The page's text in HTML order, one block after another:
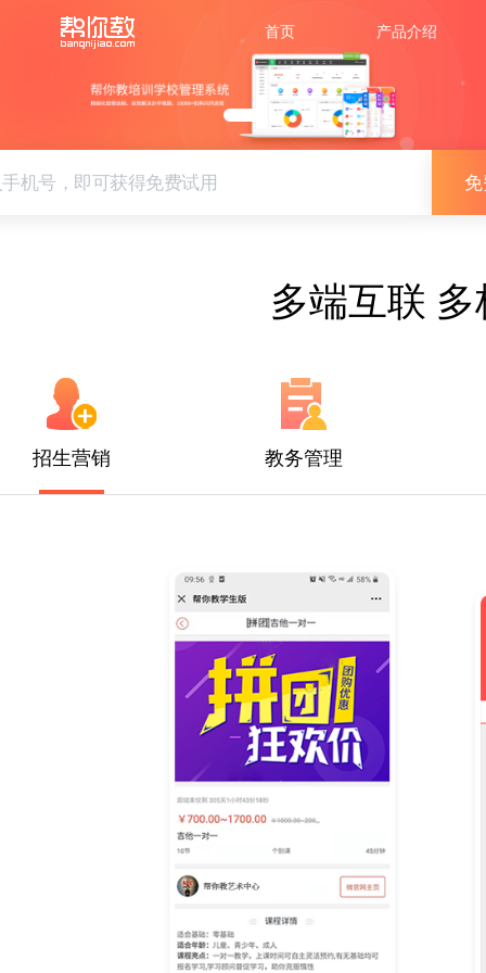
首页 产品介绍
多端互联
招生营销 教务管理